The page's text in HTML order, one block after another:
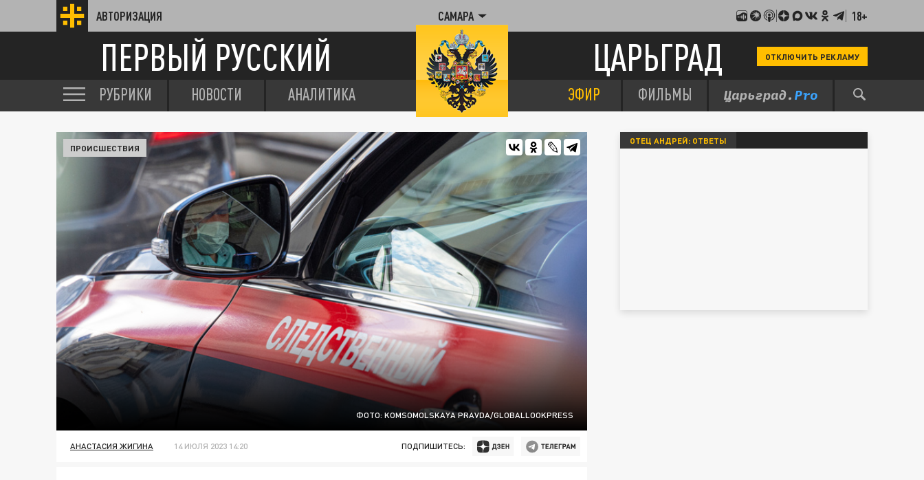
АВТОРИЗАЦИЯ САМАРА 18+
ПЕРВЫЙ РУССКИЙ ЦАРЬГРАД ОТКЛЮЧИТЬ РЕКЛАМУ
РУБРИКИ НОВОСТИ АНАЛИТИКА ЭФИР ФИЛЬМЫ
ФОТО: KOMSOMOLSKAYA PRAVDA/GLOBALLOOKPRESS
ПРОИСШЕСТВИЯ
АНАСТАСИЯ ЖИГИНА 14 ИЮЛЯ 2023 14:20 ПОДПИШИТЕСЬ:
ОТЕЦ АНДРЕЙ: ОТВЕТЫ